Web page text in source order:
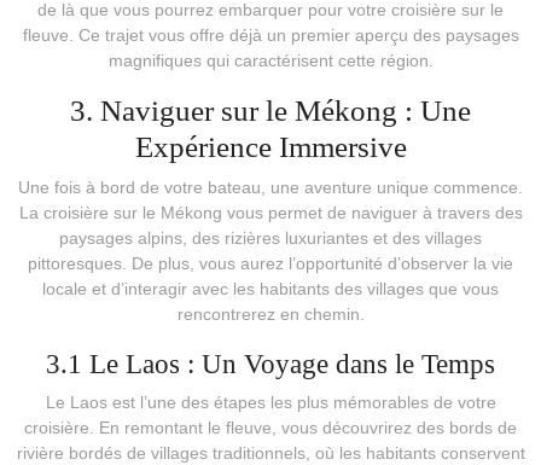
de là que vous pourrez embarquer pour votre croisière sur le
fleuve. Ce trajet vous offre déjà un premier aperçu des paysages
magnifiques qui caractérisent cette région.
3. Naviguer sur le Mékong : Une
Expérience Immersive
Une fois à bord de votre bateau, une aventure unique commence.
La croisière sur le Mékong vous permet de naviguer à travers des
paysages alpins, des rizières luxuriantes et des villages
pittoresques. De plus, vous aurez l’opportunité d’observer la vie
locale et d’interagir avec les habitants des villages que vous
rencontrerez en chemin.
3.1 Le Laos : Un Voyage dans le Temps
Le Laos est l’une des étapes les plus mémorables de votre
croisière. En remontant le fleuve, vous découvrirez des bords de
rivière bordés de villages traditionnels, où les habitants conservent